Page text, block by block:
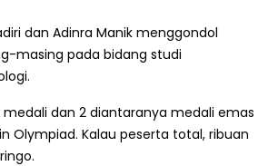
dan Adinra Manik menggondol
masing pada bidang studi
medali dan 2 diantaranya medali emas
Olympiad. Kalau peserta total, ribuan